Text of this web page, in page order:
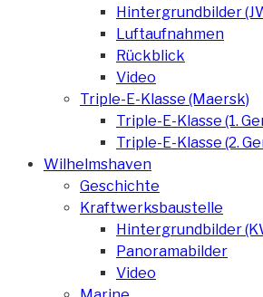
Hintergrundbilder
Luftaufnahmen
Rückblick
Video
Triple-E-Klasse (Maersk)
Triple-E-Klasse (1.
Triple-E-Klasse (2.
Wilhelmshaven
Geschichte
Kraftwerksbaustelle
Hintergrundbilder
Panoramabilder
Video